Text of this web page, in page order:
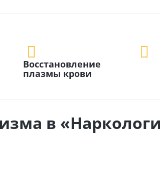
Восстановление
плазмы крови
в